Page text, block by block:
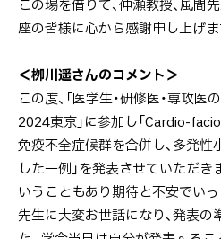
この場を借りて、仲瀬教授、風間
座の皆様に心から感謝申し上げま
＜栁川遥さんのコメント＞
この度、「医学生・研修医・専攻
2024東京」に参加し「Cardio-
免疫不全症候群を合併し、多発
した一例」を発表させていただ
いうこともあり期待と不安でい
先生に大変お世話になり、発表